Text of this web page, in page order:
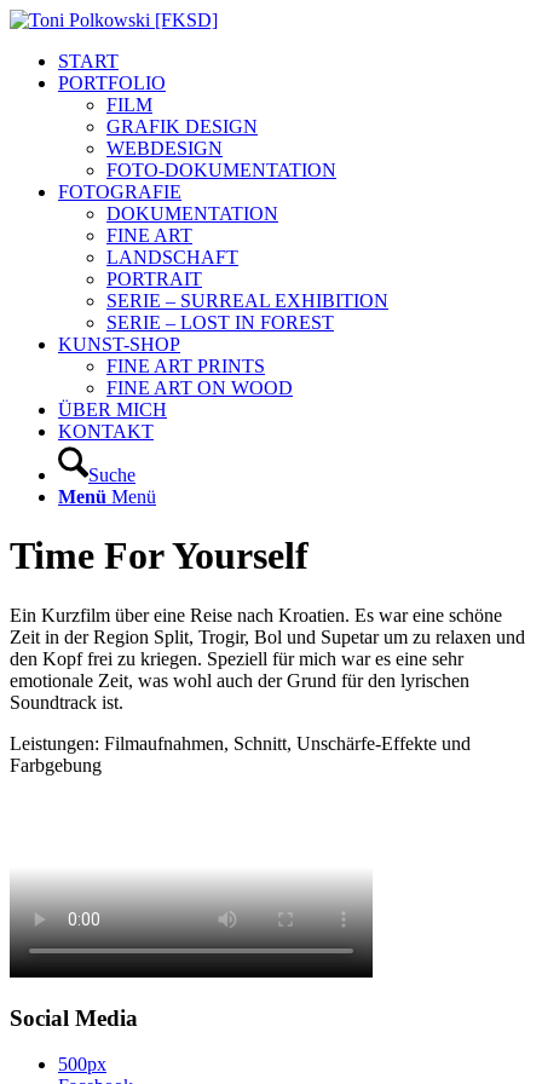
START
PORTFOLIO
FILM
GRAFIK DESIGN
WEBDESIGN
FOTO-DOKUMENTATION
FOTOGRAFIE
DOKUMENTATION
FINE ART
LANDSCHAFT
PORTRAIT
SERIE – SURREAL EXHIBITION
SERIE – LOST IN FOREST
KUNST-SHOP
FINE ART PRINTS
FINE ART ON WOOD
ÜBER MICH
KONTAKT
Suche
Menü Menü
Time For Yourself
Ein Kurzfilm über eine Reise nach Kroatien. Es war eine schöne
Zeit in der Region Split, Trogir, Bol und Supetar um zu relaxen und
den Kopf frei zu kriegen. Speziell für mich war es eine sehr
emotionale Zeit, was wohl auch der Grund für den lyrischen
Soundtrack ist.
Leistungen: Filmaufnahmen, Schnitt, Unschärfe-Effekte und
Farbgebung
Social Media
500px